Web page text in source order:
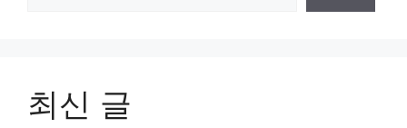
최신 글